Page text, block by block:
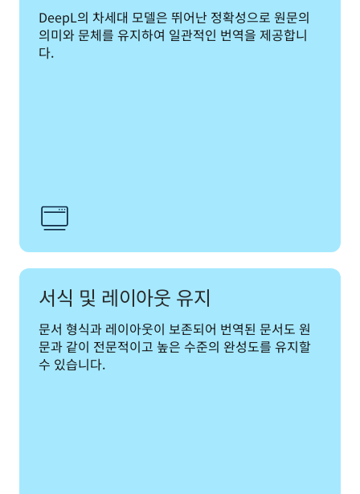
DeepL의 차세대 모델은 뛰어난 정확성으로 원문의
의미와 문체를 유지하여 일관적인 번역을 제공합니
다.
서식 및 레이아웃 유지
문서 형식과 레이아웃이 보존되어 번역된 문서도 원
문과 같이 전문적이고 높은 수준의 완성도를 유지할
수 있습니다.